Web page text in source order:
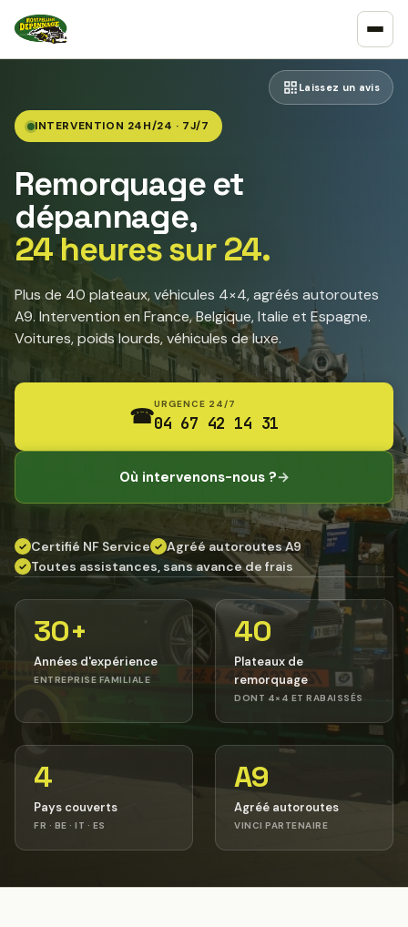
Laissez un avis
INTERVENTION 24H/24 · 7J/7
Remorquage et
dépannage,
24 heures sur 24.
Plus de 40 plateaux, véhicules 4×4, agréés autoroutes
A9. Intervention en France, Belgique, Italie et Espagne.
Voitures, poids lourds, véhicules de luxe.
☎URGENCE 24/7
04 67 42 14 31
Où intervenons-nous ?→
✓ Certifié NF Service ✓ Agréé autoroutes A9
✓ Toutes assistances, sans avance de frais
30+
Années d'expérience
ENTREPRISE FAMILIALE
40
Plateaux de
remorquage
DONT 4×4 ET RABAISSÉS
4
Pays couverts
FR · BE · IT · ES
A9
Agréé autoroutes
VINCI PARTENAIRE